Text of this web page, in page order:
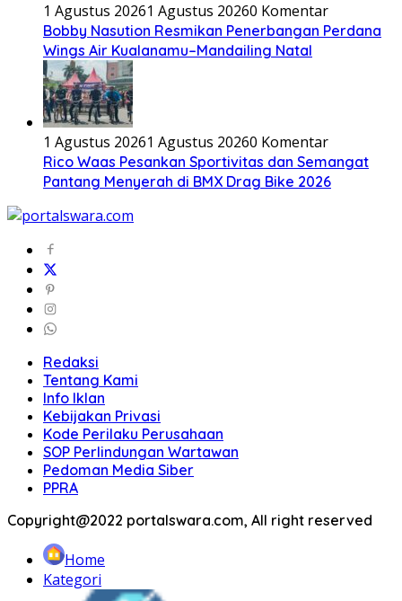
1 Agustus 20261 Agustus 20260 Komentar
Bobby Nasution Resmikan Penerbangan Perdana
Wings Air Kualanamu–Mandailing Natal
1 Agustus 20261 Agustus 20260 Komentar
Rico Waas Pesankan Sportivitas dan Semangat
Pantang Menyerah di BMX Drag Bike 2026
Redaksi
Tentang Kami
Info Iklan
Kebijakan Privasi
Kode Perilaku Perusahaan
SOP Perlindungan Wartawan
Pedoman Media Siber
PPRA
Copyright@2022 portalswara.com, All right reserved
Home
Kategori